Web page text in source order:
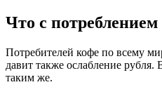
Что с
Потребителей кофе по всему
давит также ослабление
таким же.